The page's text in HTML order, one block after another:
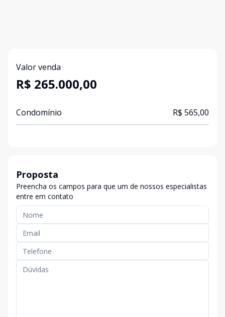
Valor venda
R$ 265.000,00
Condomínio R$ 565,00
Proposta
Preencha os campos para que um de nossos especialistas
entre em contato